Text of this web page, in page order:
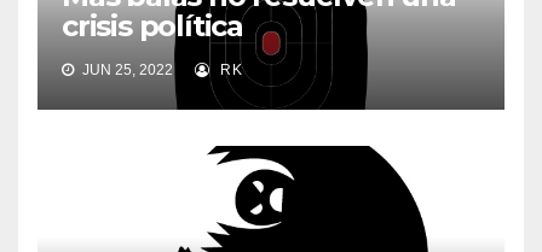
crisis política
JUN 25, 2022 RK